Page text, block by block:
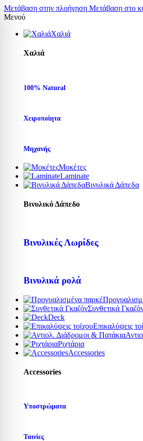
Μετάβαση στην πλοήγηση Μετάβαση στο
Μενού
Χαλιά
Χαλιά
100% Natural
Χειροποίητα
Μηχανής
Μοκέτες
Laminate
Βινυλικά Δάπεδα
Βινυλικό Δάπεδο
Βινυλικές Λωρίδες
Βινυλικά ρολά
Συνθετικά
Deck
Επικαλύψεις
Ριχτάρια
Accessories
Accessories
Υποστρώματα
Ταινίες